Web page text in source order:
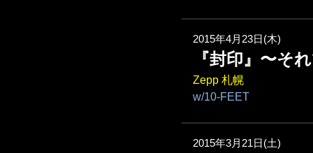
2015年4月23日(木)
『封印』〜そ
Zepp 札幌
w/10-FEET
2015年3月21日(土)